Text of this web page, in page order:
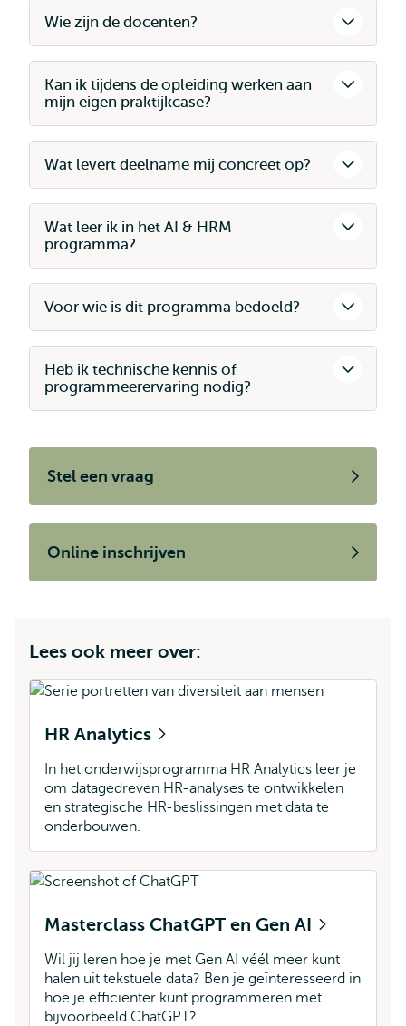
Wie zijn de docenten?
Kan ik tijdens de opleiding werken aan
mijn eigen praktijkcase?
Wat levert deelname mij concreet op?
Wat leer ik in het AI & HRM
programma?
Voor wie is dit programma bedoeld?
Heb ik technische kennis of
programmeerervaring nodig?
Stel een vraag
Online inschrijven
Lees ook meer over:
HR Analytics
In het onderwijsprogramma HR Analytics leer je
om datagedreven HR-analyses te ontwikkelen
en strategische HR-beslissingen met data te
onderbouwen.
Masterclass ChatGPT en Gen AI
Wil jij leren hoe je met Gen AI véél meer kunt
halen uit tekstuele data? Ben je geïnteresseerd in
hoe je efficienter kunt programmeren met
bijvoorbeeld ChatGPT?